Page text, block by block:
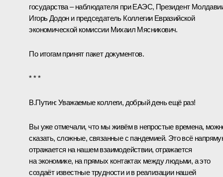
государства – наблюдателя при ЕАЭС, Президент
Игорь Додони председатель Коллегии Евразийской
экономической комиссии Михаил Мясникович.
По итогам принят пакет документов.
* * *
В.Путин: Уважаемые коллеги, добрый день ещё раз!
Вы уже отмечали, что мы живём в непростые времена,
сказать, сложные, связанные с пандемией. Это всё
отражается на нашем взаимодействии, отражается
на экономике, на прямых контактах между людьми, а это
создаёт известные трудности и в реализации нашей